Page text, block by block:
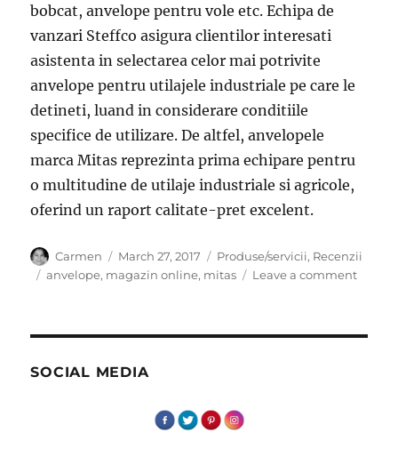
bobcat, anvelope pentru vole etc. Echipa de
vanzari Steffco asigura clientilor interesati
asistenta in selectarea celor mai potrivite
anvelope pentru utilajele industriale pe care le
detineti, luand in considerare conditiile
specifice de utilizare. De altfel, anvelopele
marca Mitas reprezinta prima echipare pentru
o multitudine de utilaje industriale si agricole,
oferind un raport calitate-pret excelent.
Author
Carmen
Posted
on
March 27, 2017 Categories
Produse/servicii, Recenzii
Tags
anvelope, magazin online, mitas Leave a commenton
SOCIAL MEDIA